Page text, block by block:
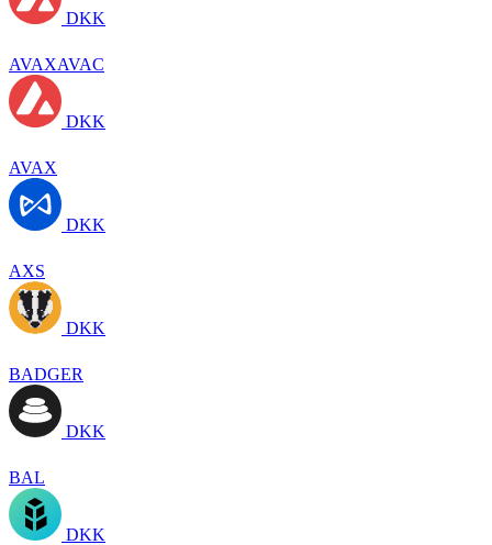
DKK
AVAXAVAC
DKK
AVAX
DKK
AXS
DKK
BADGER
DKK
BAL
DKK